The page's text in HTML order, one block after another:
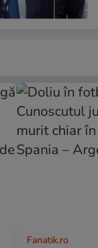
Fanatik.ro